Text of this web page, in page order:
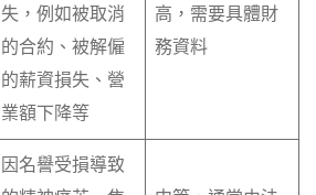
失，例如被取消
的合約、被解僱
的薪資損失、營
業額下降等
高，需要具體財
務資料
因名譽受損導致